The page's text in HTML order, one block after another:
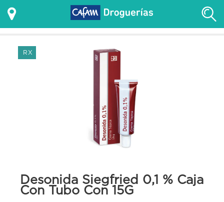
RX
Desonida Siegfried 0,1 % Caja
Con Tubo Con 15G